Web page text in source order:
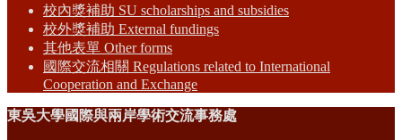
校內獎補助 SU scholarships and subsidies
校外獎補助 External fundings
其他表單 Other forms
國際交流相關 Regulations related to International
Cooperation and Exchange
東吳大學國際與兩岸學術交流事務處